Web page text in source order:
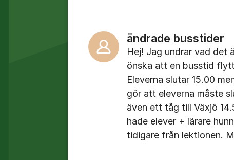
ändrade busstider
Hej! Jag undrar vad det
önska att en busstid
Eleverna slutar 15.00
gör att eleverna måste
även ett tåg till Växjö
hade elever + lärare
tidigare från lektionen.